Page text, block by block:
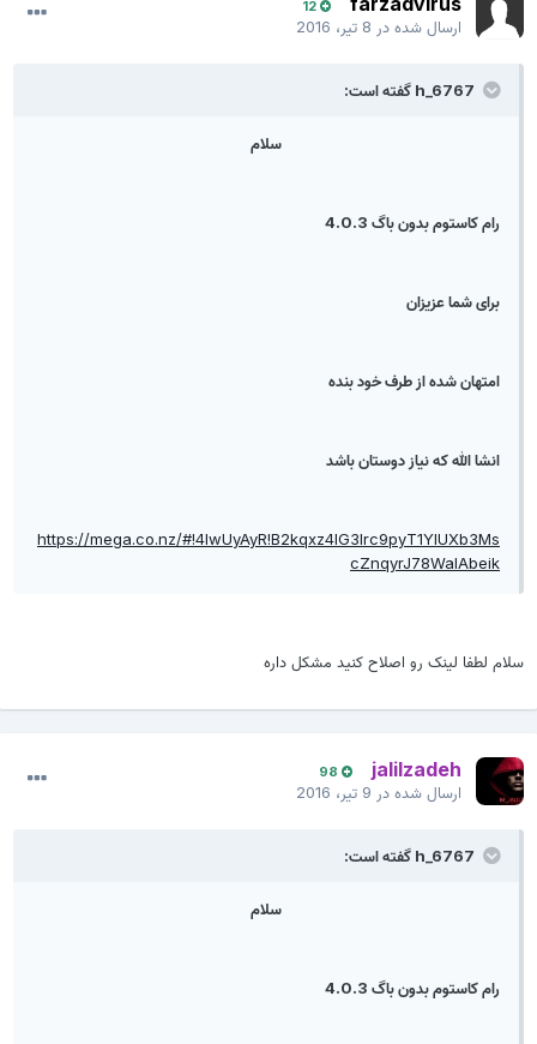
12
ارسال شده در8 تیر، 2016
h_6767 گفته است:
سلام
رام کاستوم بدون باگ 4.0.3
برای شما عزیزان
امتهان شده از طرف خود بنده
انشا الله که نیاز دوستان باشد
https://mega.co.nz/#!4lwUyAyR!B2kqxz4lG3lrc9pyT1YIUXb3Ms
cZnqyrJ78WalAbeik
سلام لطفا لینک رو اصلاح کنید مشکل داره
jalilzadeh
98
ارسال شده در9 تیر، 2016
h_6767 گفته است:
سلام
رام کاستوم بدون باگ 4.0.3